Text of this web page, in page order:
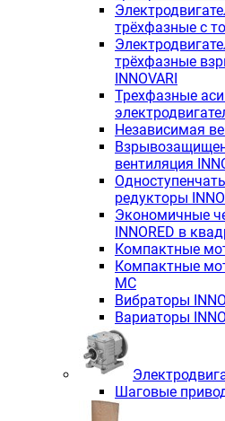
трёхфазные с
трёхфазные
INNOVARI
Трехфазные
Независимая
вентиляция
редукторы
Экономичные
INNORED в
Компактные
Компактные
MC
Вибраторы
Вариаторы
Шаговые